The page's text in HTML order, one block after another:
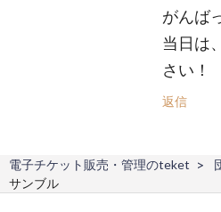
がんば
当日は
さい！
返信
電子チケット販売・管理のteket
サンブル